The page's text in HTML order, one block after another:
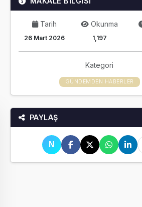
Tarih
26 Mart 2026
Okunma
1,197
Kategori
GÜNDEMDEN HABERLER
PAYLAŞ
N